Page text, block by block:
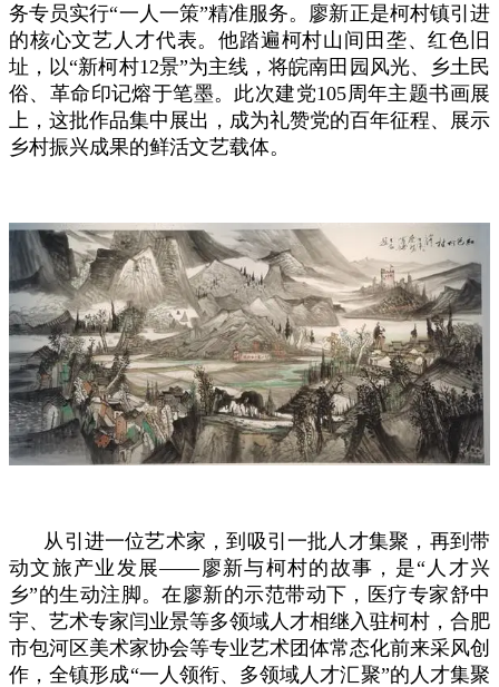
务专员实行“一人一策”精准服务。廖新正是柯村镇引进
的核心文艺人才代表。他踏遍柯村山间田垄、红色旧
址，以“新柯村12景”为主线，将皖南田园风光、乡土民
俗、革命印记熔于笔墨。此次建党105周年主题书画展
上，这批作品集中展出，成为礼赞党的百年征程、展示
乡村振兴成果的鲜活文艺载体。
从引进一位艺术家，到吸引一批人才集聚，再到带
动文旅产业发展——廖新与柯村的故事，是“人才兴
乡”的生动注脚。在廖新的示范带动下，医疗专家舒中
宇、艺术专家闫业景等多领域人才相继入驻柯村，合肥
市包河区美术家协会等专业艺术团体常态化前来采风创
作，全镇形成“一人领衔、多领域人才汇聚”的人才集聚